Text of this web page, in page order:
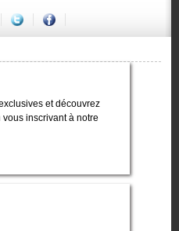
et découvrez
vous inscrivant à notre